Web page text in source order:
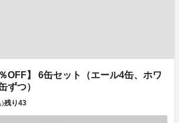
OFF】 6缶セット（エール4缶、ホワ
ずつ）
)残り43